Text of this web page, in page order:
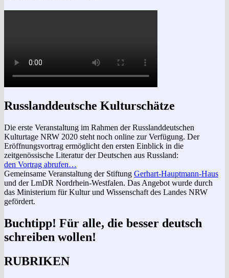
Russlanddeutsche Kulturschätze
Die erste Veranstaltung im Rahmen der Russlanddeutschen
Kulturtage NRW 2020 steht noch online zur Verfügung. Der
Eröffnungsvortrag ermöglicht den ersten Einblick in die
zeitgenössische Literatur der Deutschen aus Russland:
den Vortrag abrufen…
Gemeinsame Veranstaltung der Stiftung Gerhart-Hauptmann-Haus
und der LmDR Nordrhein-Westfalen. Das Angebot wurde durch
das Ministerium für Kultur und Wissenschaft des Landes NRW
gefördert.
Buchtipp! Für alle, die besser deutsch
schreiben wollen!
RUBRIKEN